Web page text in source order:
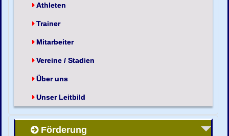
Athleten
Trainer
Mitarbeiter
Vereine / Stadien
Über uns
Unser Leitbild
Förderung